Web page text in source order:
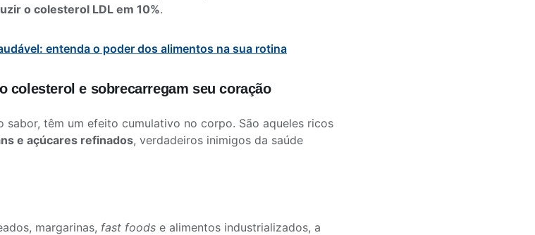
o colesterol LDL em 10%.
entenda o poder dos alimentos na sua rotina
colesterol e sobrecarregam seu coração
sabor, têm um efeito cumulativo no corpo. São aqueles ricos
e açúcares refinados, verdadeiros inimigos da saúde
margarinas, fast foods e alimentos industrializados, a